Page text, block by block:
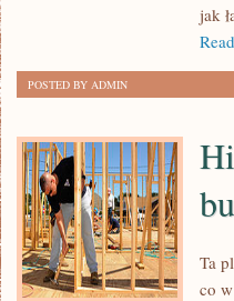
jak
POSTED BY ADMIN
Ta
co